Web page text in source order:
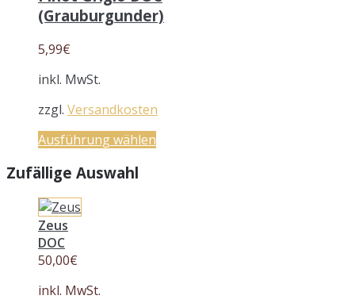
(Grauburgunder)
5,99€
inkl. MwSt.
zzgl. Versandkosten
Ausführung wählen
Zufällige Auswahl
Zeus
DOC
50,00€
inkl. MwSt.